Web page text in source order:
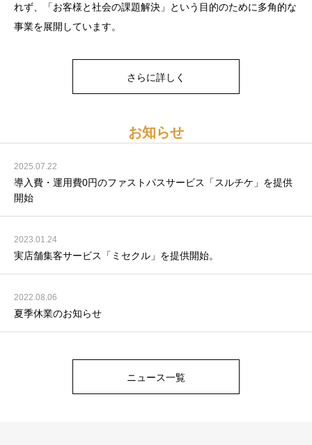
れず、「お客様と社会の課題解決」という目的のために多角的な
事業を展開しています。
さらに詳しく
お知らせ
2025.07.22
導入費・運用費0円のファストパスサービス「スルチケ」を提供
開始
2023.01.24
実店舗集客サービス「ミセクル」を提供開始。
2022.08.06
夏季休業のお知らせ
ニュース一覧